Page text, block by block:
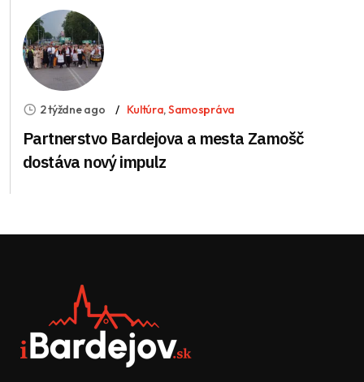
2 týždne ago Kultúra,Samospráva
Partnerstvo Bardejova a mesta Zamošč
dostáva nový impulz